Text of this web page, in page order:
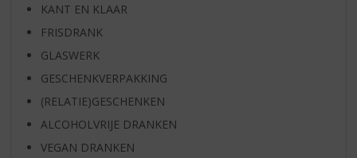
KANT EN KLAAR
FRISDRANK
GLASWERK
GESCHENKVERPAKKING
(RELATIE)GESCHENKEN
ALCOHOLVRIJE DRANKEN
VEGAN DRANKEN